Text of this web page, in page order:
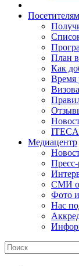
Посетителям
План
Как
Время
Медиацентр
СМИ о
Фото
Нас